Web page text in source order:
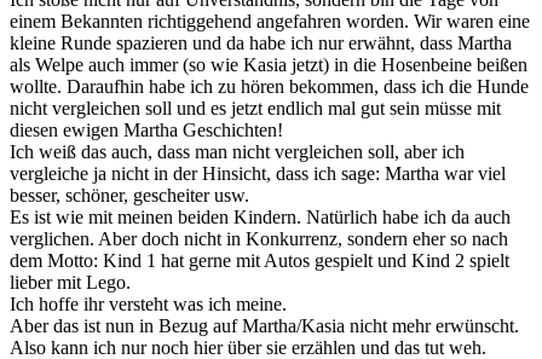
einem Bekannten richtiggehend angefahren worden. Wir waren eine
kleine Runde spazieren und da habe ich nur erwähnt, dass Martha
als Welpe auch immer (so wie Kasia jetzt) in die Hosenbeine beißen
wollte. Daraufhin habe ich zu hören bekommen, dass ich die Hunde
nicht vergleichen soll und es jetzt endlich mal gut sein müsse mit
diesen ewigen Martha Geschichten!
Ich weiß das auch, dass man nicht vergleichen soll, aber ich
vergleiche ja nicht in der Hinsicht, dass ich sage: Martha war viel
besser, schöner, gescheiter usw.
Es ist wie mit meinen beiden Kindern. Natürlich habe ich da auch
verglichen. Aber doch nicht in Konkurrenz, sondern eher so nach
dem Motto: Kind 1 hat gerne mit Autos gespielt und Kind 2 spielt
lieber mit Lego.
Ich hoffe ihr versteht was ich meine.
Aber das ist nun in Bezug auf Martha/Kasia nicht mehr erwünscht.
Also kann ich nur noch hier über sie erzählen und das tut weh.